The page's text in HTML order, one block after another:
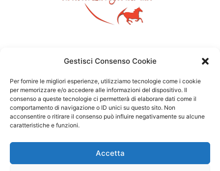
Gestisci Consenso Cookie
Per fornire le migliori esperienze, utilizziamo tecnologie come i cookie
per memorizzare e/o accedere alle informazioni del dispositivo. Il
consenso a queste tecnologie ci permetterà di elaborare dati come il
comportamento di navigazione o ID unici su questo sito. Non
acconsentire o ritirare il consenso può influire negativamente su alcune
caratteristiche e funzioni.
Accetta